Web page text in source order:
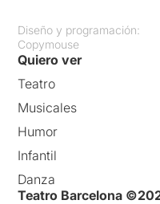
Diseño y programación:
Copymouse
Quiero ver
Teatro
Musicales
Humor
Infantil
Danza
Teatro Barcelona